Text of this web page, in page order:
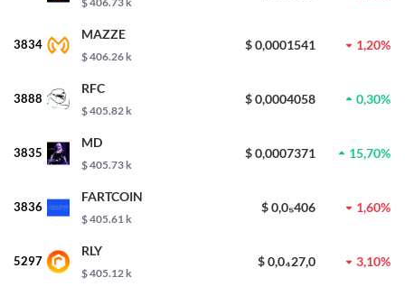
3834
MAZZE
$ 406.26 k
$ 0,0001541 1,20%
3888
RFC
$ 405.82 k
$ 0,0004058 0,30%
3835
MD
$ 405.73 k
$ 0,0007371 15,70%
3836
FARTCOIN
$ 405.61 k
$ 0,0₅406 1,60%
5297
RLY
$ 405.12 k
$ 0,0₄27,0 3,10%